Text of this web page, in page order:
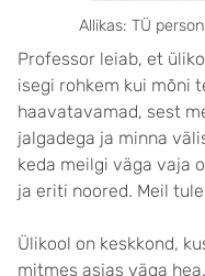
Allikas: TÜ
Professor leiab, et
isegi rohkem kui mõni
haavatavamad, sest
jalgadega ja minna
keda meilgi väga vaja
ja eriti noored. Meil
Ülikool on keskkond,
mitmes asjas väga